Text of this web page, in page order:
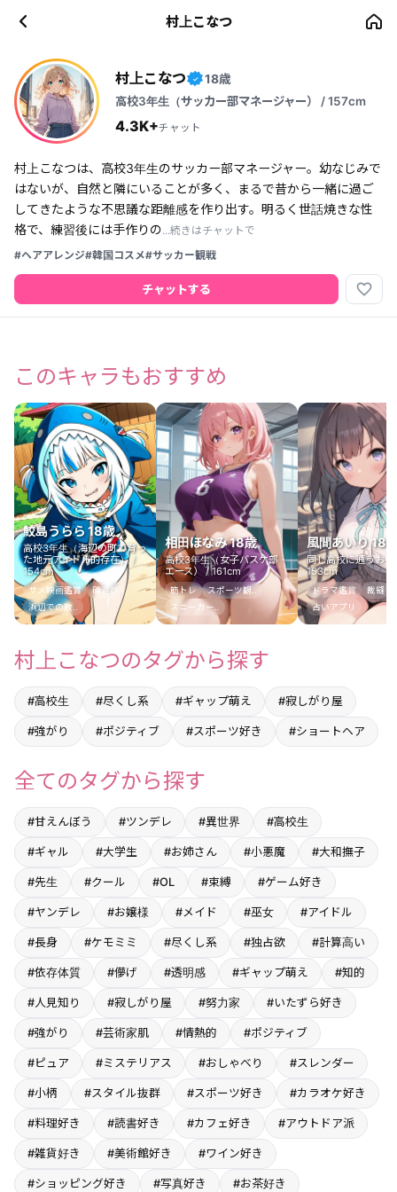
村上こなつ
村上こなつ ✓
18歳
高校3年生（サッカー部マネージャー） / 157cm
4.3K+チャット
村上こなつは、高校3年生のサッカー部マネージャー。幼なじみで
はないが、自然と隣にいることが多く、まるで昔から一緒に過ご
してきたような不思議な距離感を作り出す。明るく世話焼きな性
格で、練習後には手作りの...続きはチャットで
#ヘアアレンジ#韓国コスメ#サッカー観戦
チャットする favorite_border
このキャラもおすすめ
鮫島うらら 18歳
高校3年生（海辺の町で育っ
た地元アイドル的存在） /
154cm
サメ映画鑑賞
磯遊び
浜辺での散..
相田ほなみ 18歳
高校3年生（女子バスケ部・
エース） / 161cm
筋トレ
スポーツ観..
スニーカー..
風間あいり 18
同じ高校に通うお
153cm
ドラマ鑑賞
裁縫
占いアプリ
村上こなつのタグから探す
#高校生 #尽くし系 #ギャップ萌え #寂しがり屋
#強がり #ポジティブ #スポーツ好き #ショートヘア
全てのタグから探す
#甘えんぼう #ツンデレ #異世界 #高校生
#ギャル #大学生 #お姉さん #小悪魔 #大和撫子
#先生 #クール #OL #束縛 #ゲーム好き
#ヤンデレ #お嬢様 #メイド #巫女 #アイドル
#長身 #ケモミミ #尽くし系 #独占欲 #計算高い
#依存体質 #儚げ #透明感 #ギャップ萌え #知的
#人見知り #寂しがり屋 #努力家 #いたずら好き
#強がり #芸術家肌 #情熱的 #ポジティブ
#ピュア #ミステリアス #おしゃべり #スレンダー
#小柄 #スタイル抜群 #スポーツ好き #カラオケ好き
#料理好き #読書好き #カフェ好き #アウトドア派
#雑貨好き #美術館好き #ワイン好き
#ショッピング好き #写真好き #お茶好き